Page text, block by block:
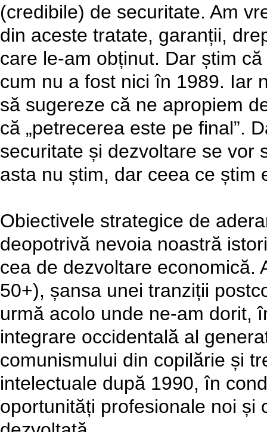
(credibile) de securitate. Am
din aceste tratate, garanții,
care le-am obținut. Dar știm
cum nu a fost nici în 1989. Iar
să sugereze că ne apropiem
că „petrecerea este pe final”.
securitate și dezvoltare se vor
asta nu știm, dar ceea ce știm
Obiectivele strategice de
deopotrivă nevoia noastră
cea de dezvoltare economică.
50+), șansa unei tranziții
urmă acolo unde ne-am dorit,
integrare occidentală al
comunismului din copilărie și
intelectuale după 1990, în
oportunități profesionale noi și